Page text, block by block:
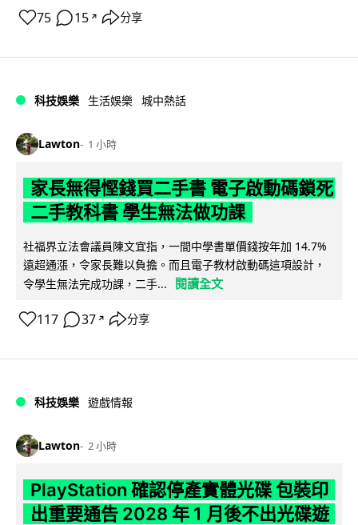
75 15 ↗ 分享
科技娛樂 生活娛樂 城中熱話
Lawton 1 小時
家長無得慳錢買二手書 電子啟動碼鎖死
二手教科書 學生無法做功課
社福界立法會議員陳文宜指，一間中學書單價錢按年加 14.7%
遠超通漲，令家長難以負擔。而且電子教材啟動碼這項設計，
令學生無法完成功課，二手...
閱讀全文
117 37 ↗ 分享
科技娛樂 遊戲情報
Lawton 2 小時
PlayStation 確認停產實體光碟 包裝印
出重要通告 2028 年 1 月後不出光碟遊